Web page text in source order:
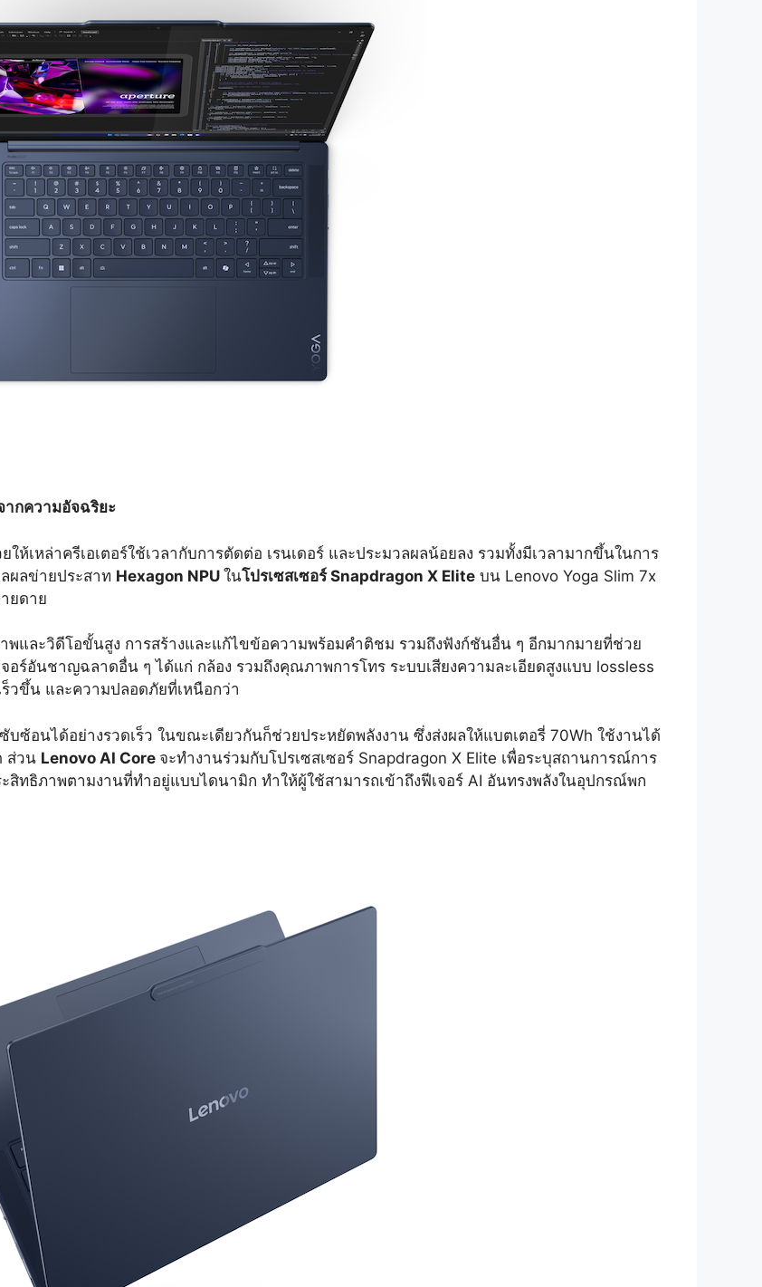
ากความอัจฉริยะ
ห้เหล่าครีเอเตอร์ใช้เวลากับการตัดต่อ เรนเดอร์ และประมวลผลน้อยลง รวมทั้งมีเวลามากขึ้นในการ
ผลข่ายประสาท Hexagon NPU ในโปรเซสเซอร์Snapdragon X Elite บน Lenovo Yoga Slim 7x
ยดาย
และวิดีโอขั้นสูง การสร้างและแก้ไขข้อความพร้อมคำติชม รวมถึงฟังก์ชันอื่น ๆ อีกมากมายที่ช่วย
อร์อันชาญฉลาดอื่น ๆ ได้แก่ กล้อง รวมถึงคุณภาพการโทร ระบบเสียงความละเอียดสูงแบบ lossless
วขึ้น และความปลอดภัยที่เหนือกว่า
ซ้อนได้อย่างรวดเร็ว ในขณะเดียวกันก็ช่วยประหยัดพลังงาน ซึ่งส่งผลให้แบตเตอรี่ 70Wh ใช้งานได้
ส่วน Lenovo AI Core จะทำงานร่วมกับโปรเซสเซอร์ Snapdragon X Elite เพื่อระบุสถานการณ์การ
สิทธิภาพตามงานที่ทำอยู่แบบไดนามิก ทำให้ผู้ใช้สามารถเข้าถึงฟีเจอร์ AI อันทรงพลังในอุปกรณ์พก